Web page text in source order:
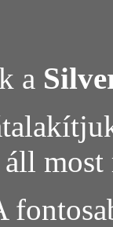
a
áll most